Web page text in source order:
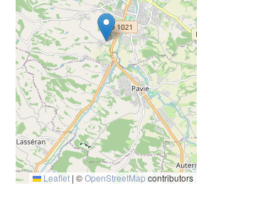
Leaflet | ©OpenStreetMapcontributors